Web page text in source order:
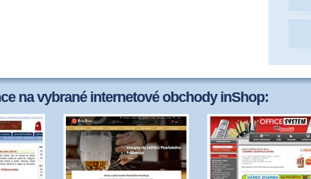
na vybrané internetové obchody inShop: